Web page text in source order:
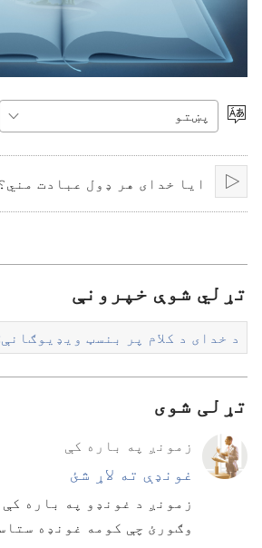
ژبه
کړئ
لګول
ایا خدای هر ډول عبادت مني؟
تړلي شوې خپرونې
د خدای د کلام پر بنسټ
تړلی شوی
زمونږ په باره کې
غونډې ته لاړ شئ
زمونږ د غونډو په باره
وګورئ چې کومه غونډه